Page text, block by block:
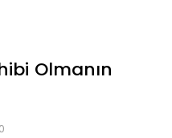
Olmanın
0